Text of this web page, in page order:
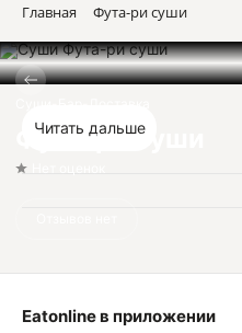
Главная Фута-ри суши
Фута-ри суши
Читать дальше
Eatonline в приложении